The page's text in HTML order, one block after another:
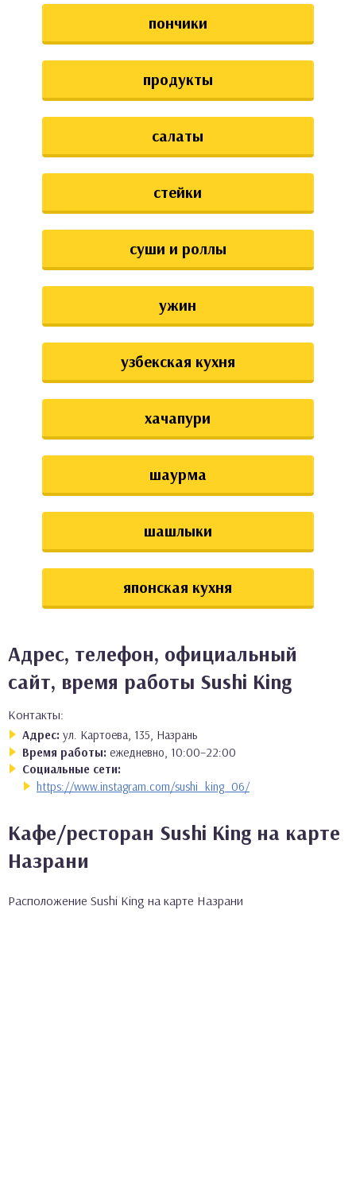
пончики
продукты
салаты
стейки
суши и роллы
ужин
узбекская кухня
хачапури
шаурма
шашлыки
японская кухня
Адрес, телефон, официальный
сайт, время работы Sushi King
Контакты:
Адрес: ул. Картоева, 135, Назрань
Время работы: ежедневно, 10:00–22:00
Социальные сети:
https://www.instagram.com/sushi_king_06/
Кафе/ресторан Sushi King на карте
Назрани
Расположение Sushi King на карте Назрани